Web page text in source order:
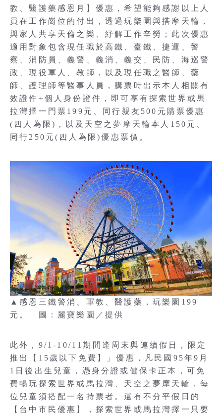
教、醫護藥感恩月】優惠，希望能夠感謝以上人
員在工作崗位的付出，透過玩樂園與搭摩天輪，
與家人共享天倫之樂、紓解工作辛勞；此次優惠
適用對象包含現任職於高鐵、臺鐵、捷運、警
察、消防員、義警、義消、義交、民防、海巡警
政、現役軍人、教師，以及現任職之醫師、藥
師、護理師等醫事人員，購票時出示本人相關有
效證件+個人身份證件，即可享有探索世界或馬
拉灣擇一門票199元、同行親友500元購票優惠
(四人為限)，以及天空之夢摩天輪本人150元、
同行250元(四人為限)優惠票價。
▲感恩三鐵警消、軍教、醫護藥，玩樂園199
元。 圖：麗寶樂園／提供
此外，9/1-10/11期間逢周末與連續假日，限定
推出【15歲以下免費】」優惠，凡民國95年9月
1日後出生兒童，憑身分證或健保卡正本，可免
費暢玩探索世界或馬拉灣、天空之夢摩天輪，每
位兒童須搭配一名持票者。還有不分平假日的
【台中市民優惠】，探索世界或馬拉灣擇一只要